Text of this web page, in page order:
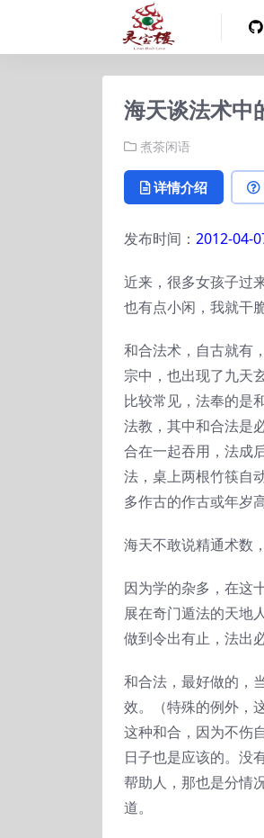
海天谈法术中
煮茶闲语
详情介绍
发布时间： 2012-04-
近来，很多女孩子过
也有点小闲，我就干
和合法术，自古就有
宗中，也出现了九天
比较常见，法奉的是
法教，其中和合法是
合在一起吞用，法成
法，桌上两根竹筷自
多作古的作古或年岁
海天不敢说精通术数
因为学的杂多，在这
展在奇门遁法的天地
做到令出有止，法出
和合法，最好做的，
效。（特殊的例外，
这种和合，因为不伤
日子也是应该的。没
帮助人，那也是分情
道。